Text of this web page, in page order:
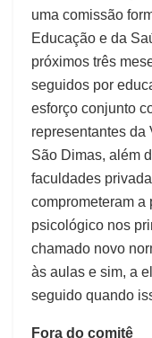
uma comissão
Educação e da
próximos três
seguidos por
esforço conjunto
representantes
São Dimas, além
faculdades
comprometeram a
psicológico nos
chamado novo
às aulas e sim, a
seguido quando
Fora do comitê